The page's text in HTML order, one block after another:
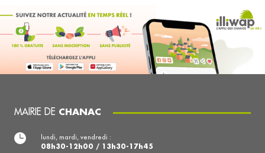
MAIRIE DE CHANAC
lundi, mardi, vendredi :
08h30-12h00 / 13h30-17h45